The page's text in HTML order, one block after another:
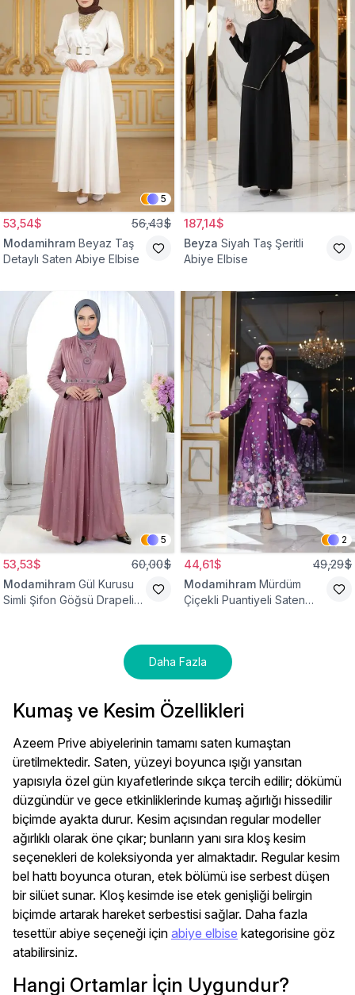
5
53,54$ 56,43$
Modamihram Beyaz Taş
Detaylı Saten Abiye Elbise
187,14$
Beyza Siyah Taş Şeritli
Abiye Elbise
5
53,53$ 60,00$
Modamihram Gül Kurusu
Simli Şifon Göğsü Drapeli
2
44,61$ 49,29$
Modamihram Mürdüm
Çiçekli Puantiyeli Saten
Daha Fazla
Kumaş ve Kesim Özellikleri
Azeem Prive abiyelerinin tamamı saten kumaştan
üretilmektedir. Saten, yüzeyi boyunca ışığı yansıtan
yapısıyla özel gün kıyafetlerinde sıkça tercih edilir; dökümü
düzgündür ve gece etkinliklerinde kumaş ağırlığı hissedilir
biçimde ayakta durur. Kesim açısından regular modeller
ağırlıklı olarak öne çıkar; bunların yanı sıra kloş kesim
seçenekleri de koleksiyonda yer almaktadır. Regular kesim
bel hattı boyunca oturan, etek bölümü ise serbest düşen
bir silüet sunar. Kloş kesimde ise etek genişliği belirgin
biçimde artarak hareket serbestisi sağlar. Daha fazla
tesettür abiye seçeneği için abiye elbise kategorisine göz
atabilirsiniz.
Hangi Ortamlar İçin Uygundur?